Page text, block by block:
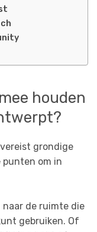
houden
grondige
punten om in
naar de ruimte die
gebruiken. Of